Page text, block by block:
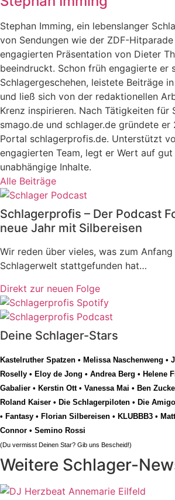
Stephan Imming, ein lebenslanger
von Sendungen wie der ZDF-
engagierten Präsentation von Dieter
beeindruckt. Schon früh engagierte er
Schlagergeschehen, leistete Beiträge
und ließ sich von der redaktionellen
Krenz inspirieren. Nach Tätigkeiten für
smago.de und schlager.de gründete
Portal schlagerprofis.de. Unterstützt
engagierten Team, legt er Wert auf
unabhängige Inhalte.
Alle Beiträge
Schlagerprofis – Der Podcast
neue Jahr mit Silbereisen
Wir reden über vieles, was zum
Schlagerwelt stattgefunden hat…
Direkt zur neuen Folge
Deine Schlager-Stars
Kastelruther Spatzen • Melissa Naschenweng •
Roselly • Eloy de Jong • Andrea Berg • Helene
Gabalier • Kerstin Ott• Vanessa Mai • Ben
Roland Kaiser • Die Schlagerpiloten • Die
• Fantasy • Florian Silbereisen • KLUBBB3 •
Connor • Semino Rossi
(Du vermisst Deinen Star? Gib uns Bescheid!)
Weitere Schlager-